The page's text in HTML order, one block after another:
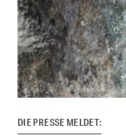
DIE PRESSE MELDET: